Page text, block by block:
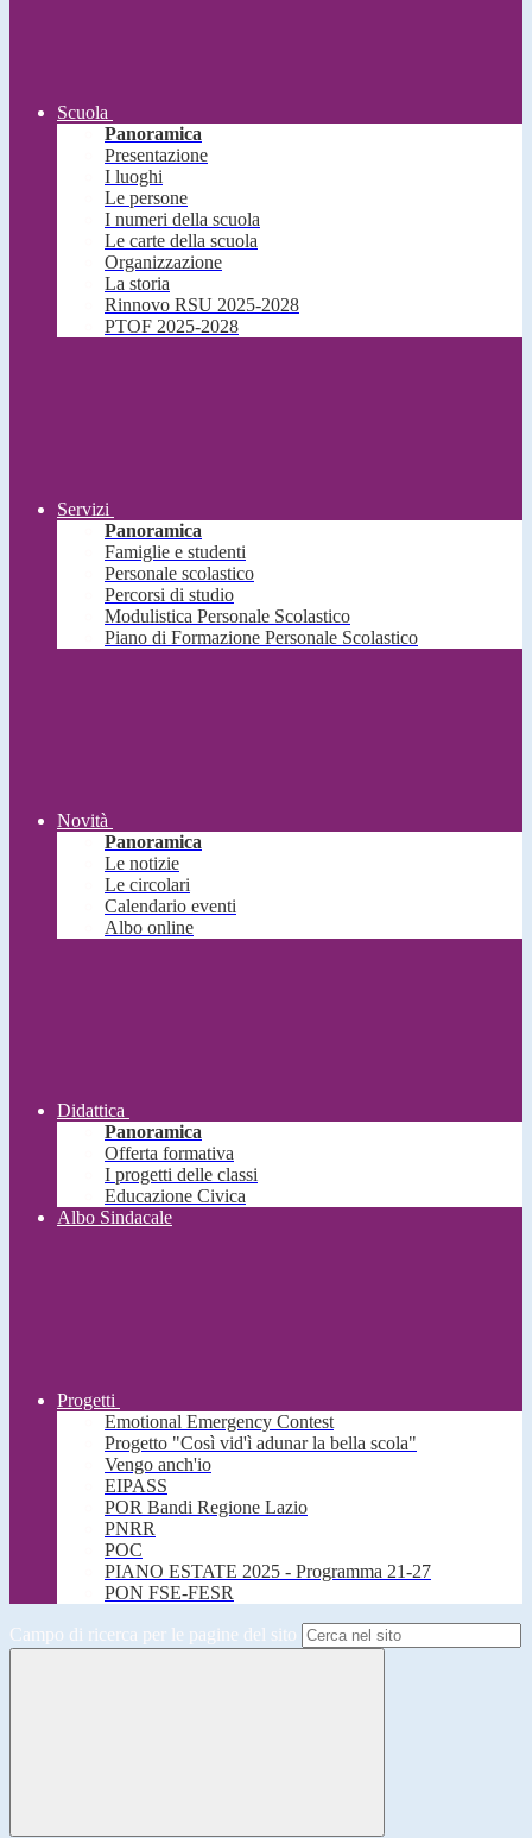
Scuola
Panoramica
Presentazione
I luoghi
Le persone
I numeri della scuola
Le carte della scuola
Organizzazione
La storia
Rinnovo RSU 2025-2028
PTOF 2025-2028
Servizi
Panoramica
Famiglie e studenti
Personale scolastico
Percorsi di studio
Modulistica Personale Scolastico
Piano di Formazione Personale Scolastico
Novità
Panoramica
Le notizie
Le circolari
Calendario eventi
Albo online
Didattica
Panoramica
Offerta formativa
I progetti delle classi
Educazione Civica
Albo Sindacale
Progetti
Emotional Emergency Contest
Progetto "Così vid'ì adunar la bella scola"
Vengo anch'io
EIPASS
POR Bandi Regione Lazio
PNRR
POC
PIANO ESTATE 2025 - Programma 21-27
PON FSE-FESR
Campo di ricerca per le pagine del sito